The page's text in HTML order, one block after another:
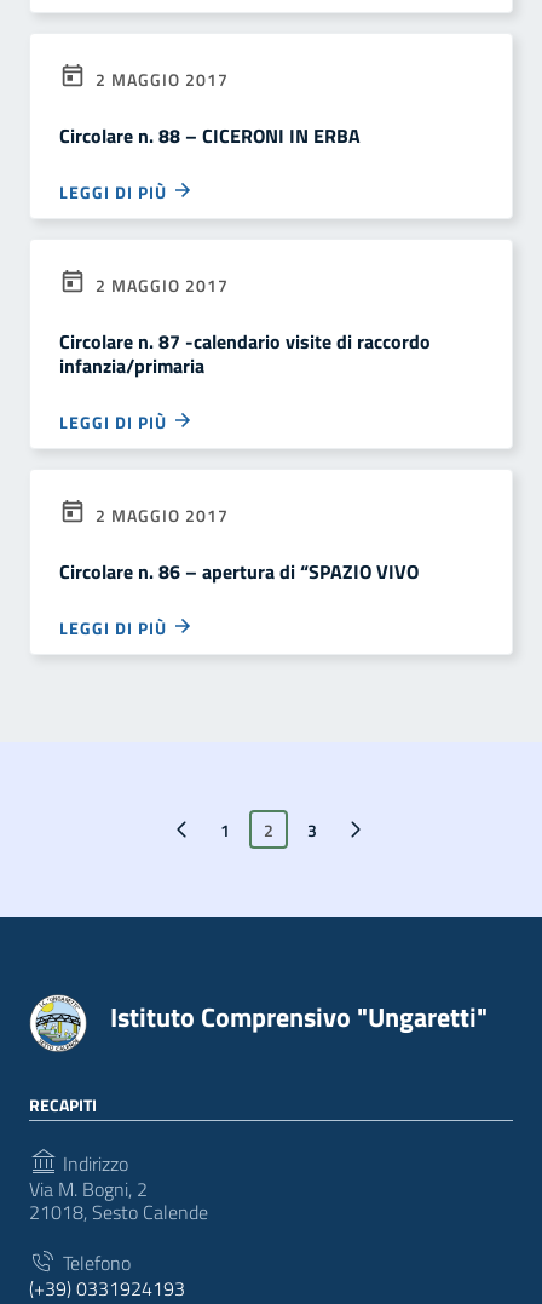
2 MAGGIO 2017
Circolare n. 88 – CICERONI IN ERBA
LEGGI DI PIÙ
2 MAGGIO 2017
Circolare n. 87 -calendario visite di raccordo
infanzia/primaria
LEGGI DI PIÙ
2 MAGGIO 2017
Circolare n. 86 – apertura di “SPAZIO VIVO
LEGGI DI PIÙ
Pagina precedente
1 2 3
Pagina successiva
Istituto Comprensivo "Ungaretti"
RECAPITI
Indirizzo
Via M. Bogni, 2
21018, Sesto Calende
Telefono
(+39) 0331924193